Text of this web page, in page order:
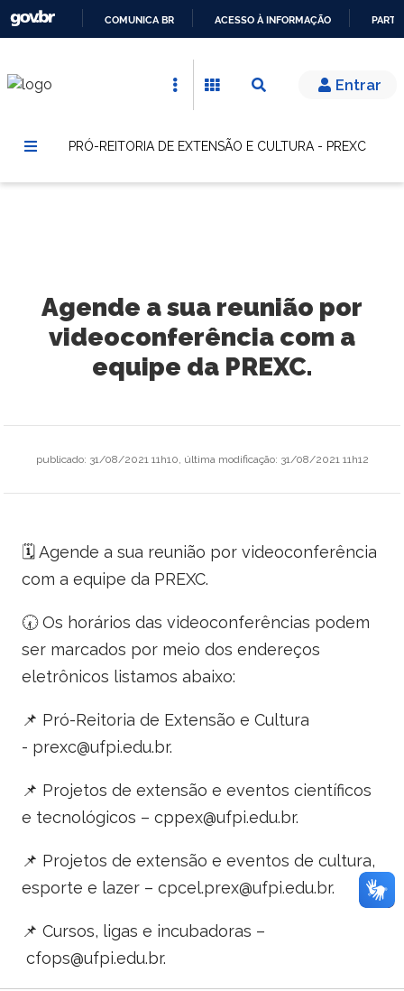
O
COMUNICA BR ACESSO À INFORMAÇÃO
Entrar
PRÓ-REITORIA DE EXTENSÃO E CULTURA - PREXC
Agende a sua reunião por
videoconferência com a
equipe da PREXC.
publicado: 31/08/2021 11h10, última modificação: 31/08/2021 11h12
🗓 Agende a sua reunião por videoconferência
com a equipe da PREXC.
🕢 Os horários das videoconferências podem
ser marcados por meio dos endereços
eletrônicos listamos abaixo:
📌 Pró-Reitoria de Extensão e Cultura
- prexc@ufpi.edu.br.
📌 Projetos de extensão e eventos científicos
e tecnológicos – cppex@ufpi.edu.br.
📌 Projetos de extensão e eventos de cultura,
esporte e lazer – cpcel.prex@ufpi.edu.br.
📌 Cursos, ligas e incubadoras –
cfops@ufpi.edu.br.